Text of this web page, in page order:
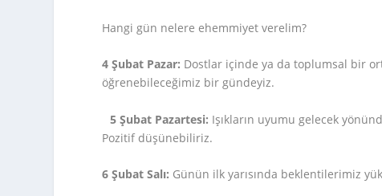
Hangi gün nelere ehemmiyet verelim?
4 Şubat Pazar: Dostlar içinde ya da toplumsal bir
öğrenebileceğimiz bir gündeyiz.
5 Şubat Pazartesi: Işıkların uyumu gelecek
Pozitif düşünebiliriz.
6 Şubat Salı: Günün ilk yarısında beklentilerimiz